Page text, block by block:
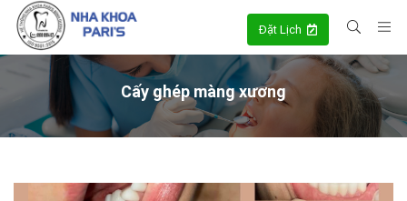
Đặt Lịch
Cấy ghép màng xương